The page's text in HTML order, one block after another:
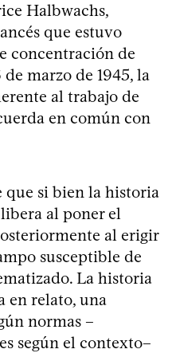
Halbwachs,
que estuvo
concentración de
marzo de 1945, la
al trabajo de
en común con
que si bien la historia
al poner el
al erigir
susceptible de
La historia
en relato, una
normas –
según el contexto–